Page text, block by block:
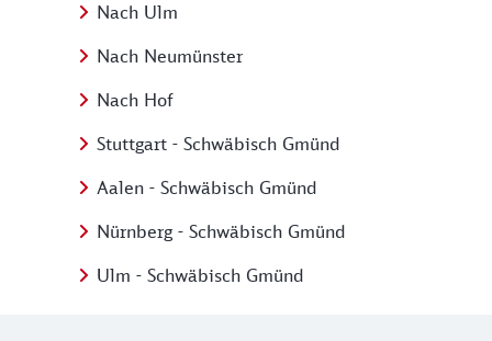
Nach Ulm
Nach Neumünster
Nach Hof
Stuttgart - Schwäbisch Gmünd
Aalen - Schwäbisch Gmünd
Nürnberg - Schwäbisch Gmünd
Ulm - Schwäbisch Gmünd